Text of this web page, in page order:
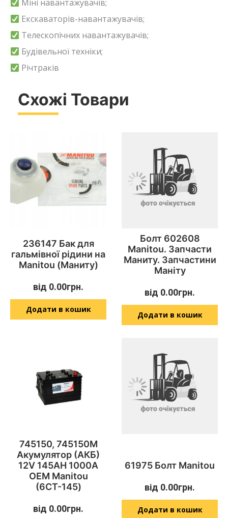
Міні навантажувачів;
Екскаваторів-навантажувачів;
Телескопічних навантажувачів;
Будівельної техніки;
Річтраків
Схожі Товари
236147 Бак для
гальмівної рідини на
Manitou (Маниту)
від 0.00грн.
Додати в кошик
Болт 602608
Manitou. Запчасти
Маниту. Запчастини
Маніту
від 0.00грн.
Додати в кошик
745150, 745150M
Акумулятор (АКБ)
12V 145AH 1000A
OEM Manitou
(6СТ-145)
від 0.00грн.
61975 Болт Manitou
від 0.00грн.
Додати в кошик